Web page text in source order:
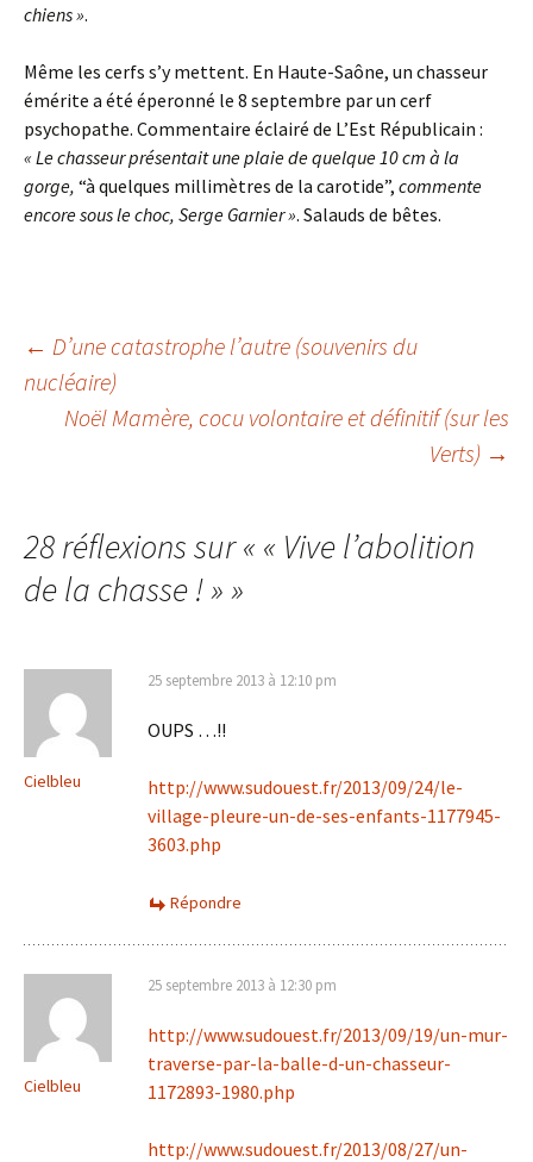
chiens ».
Même les cerfs s’y mettent. En Haute-Saône, un chasseur
émérite a été éperonné le 8 septembre par un cerf
psychopathe. Commentaire éclairé de L’Est Républicain :
« Le chasseur présentait une plaie de quelque 10 cm à la
gorge, “à quelques millimètres de la carotide”, commente
encore sous le choc, Serge Garnier ». Salauds de bêtes.
Navigation
des
← D’une catastrophe l’autre (souvenirs du
nucléaire)
Noël Mamère, cocu volontaire et définitif (sur les
Verts) →
28 réflexions sur « « Vive l’abolition
de la chasse ! »»
Cielbleu
25 septembre 2013 à 12:10 pm
OUPS …!!
http://www.sudouest.fr/2013/09/24/le-
village-pleure-un-de-ses-enfants-1177945-
3603.php
Répondre
Cielbleu
25 septembre 2013 à 12:30 pm
http://www.sudouest.fr/2013/09/19/un-mur-
traverse-par-la-balle-d-un-chasseur-
1172893-1980.php
http://www.sudouest.fr/2013/08/27/un-